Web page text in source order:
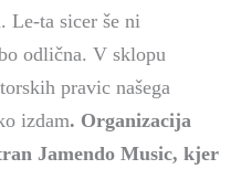
Le-ta sicer še ni
odlična. V sklopu
pravic našega
izdam. Organizacija
Jamendo Music, kjer